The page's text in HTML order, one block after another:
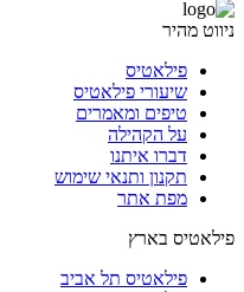
ניווט מהיר
פילאטיס
שיעורי פילאטיס
טיפים ומאמרים
על הקהילה
דברו איתנו
תקנון ותנאי שימוש
מפת אתר
פילאטיס בארץ
פילאטיס תל אביב